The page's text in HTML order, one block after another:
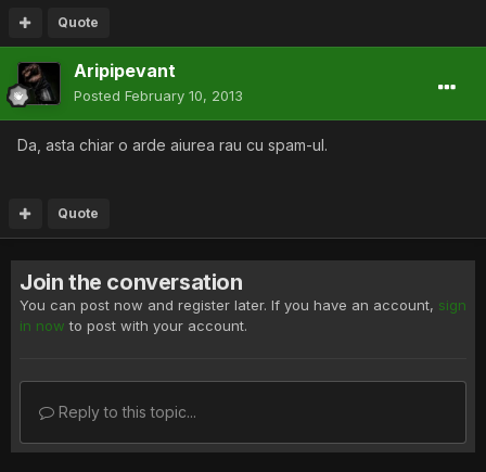
Quote
Aripipevant
Posted February 10, 2013
Da, asta chiar o arde aiurea rau cu spam-ul.
Quote
Join the conversation
You can post now and register later. If you have an account, sign
in now to post with your account.
Reply to this topic...